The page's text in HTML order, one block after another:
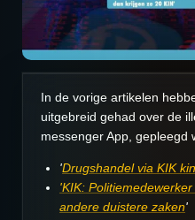
In de vorige artikelen
uitgebreid gehad over de
messenger App, gepleegd
'Drugshandel via KIK
'KIK:
andere duistere zaken'